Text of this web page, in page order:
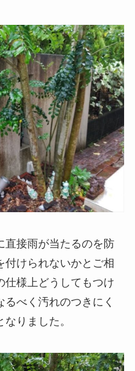
直接雨が当たるのを防
付けられないかとご相
仕様上どうしてもつけ
べく汚れのつきにく
りました。